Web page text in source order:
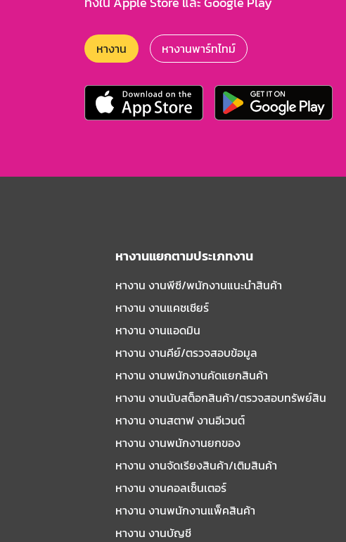
หางาน หางานพาร์ทไทม์
หางานแยกตามประเภทงาน
หางาน งานพีซี/พนักงานแนะนําสินค้า
หางาน งานแคชเชียร์
หางาน งานแอดมิน
หางาน งานคีย์/ตรวจสอบข้อมูล
หางาน งานพนักงานคัดแยกสินค้า
หางาน งานนับสต็อกสินค้า/ตรวจสอบทรัพย์สิน
หางาน งานสตาฟ งานอีเวนต์
หางาน งานพนักงานยกของ
หางาน งานจัดเรียงสินค้า/เติมสินค้า
หางาน งานคอลเซ็นเตอร์
หางาน งานพนักงานแพ็คสินค้า
หางาน งานบัญชี